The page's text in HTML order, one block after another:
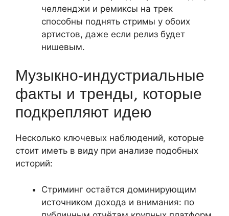
челленджи и ремиксы на трек
способны поднять стримы у обоих
артистов, даже если релиз будет
нишевым.
Музыкно‑индустриальные
факты и тренды, которые
подкрепляют идею
Несколько ключевых наблюдений, которые
стоит иметь в виду при анализе подобных
историй:
Стриминг остаётся доминирующим
источником дохода и внимания: по